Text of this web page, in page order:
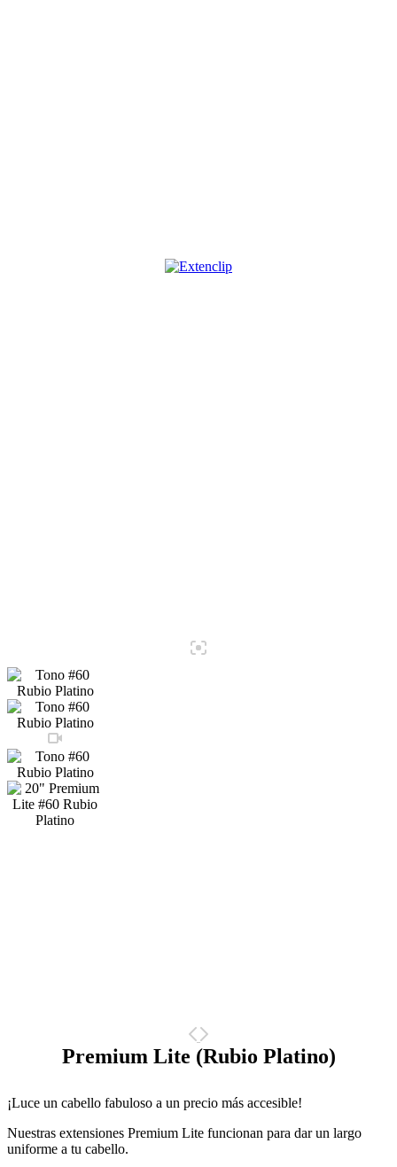
Premium Lite (Rubio Platino)
¡Luce un cabello fabuloso a un precio más accesible!
Nuestras extensiones Premium Lite funcionan para dar un largo
uniforme a tu cabello.